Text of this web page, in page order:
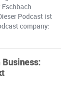
Podcast ist
company: